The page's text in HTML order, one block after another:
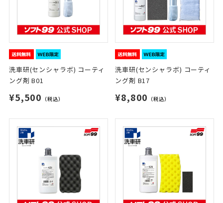
洗車研(センシャラボ) コーティ
ング剤 B01
¥5,500 （税込）
洗車研(センシャラボ) コーティ
ング剤 B17
¥8,800 （税込）